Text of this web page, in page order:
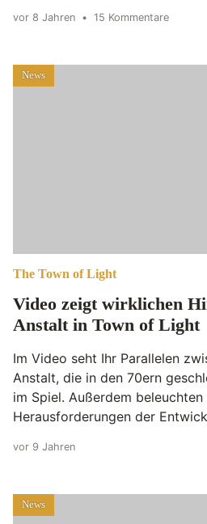
vor 8 Jahren • 15 Kommentare
News
The Town of Light
Video zeigt wirklichen
Anstalt in Town of Light
Im Video seht Ihr Parallelen
Anstalt, die in den 70ern
im Spiel. Außerdem beleuchten
Herausforderungen der
vor 9 Jahren
News